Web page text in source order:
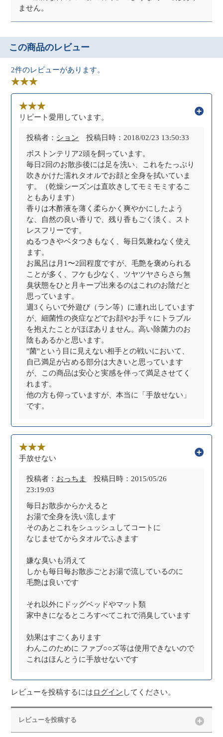
ません。
この商品のレビュー
2件のレビューがあります。
リピート愛用しています。
投稿者： ション 投稿日時：2018/02/23 13:50:33
ボストンテリア2頭を飼っています。
毎日2回のお散歩後には足を洗い、これをたっぷり
吹きかけた濡れタオルでお顔と全身を拭いていま
す。（乾燥シーズンは直吹きしてモミモミするこ
ともあります）
香りは木酢液を薄く柔らかく爽やかにしたよう
な、自然の良い香りで、残り香もごく淡く、スト
レスフリーです。
ぬるつきやベタつきもなく、毎日気兼ねなく使え
ます。
お風呂は月1〜2回程度ですが、毛艶を褒められる
ことが多く、フケも少なく、ツヤツヤさらさら無
臭状態をひと月キープ出来るのはこれのお陰だと
思っています。
週3くらいで外遊び（ラン等）に連れ出しています
が、細菌性の炎症などでお顔やお手々にトラブル
を抱えたことがほぼありません。高い除菌力のお
陰もあるかと思います。
"菌"という目に見えない相手との戦いにおいて、
自己満足が占める部分は大きいと思っています
が、この商品は安心と実感を伴って満足させてく
れます。
他の方も仰っていますが、本当に「手放せない」
です。
手放せない
投稿者： おっちま
投稿日時：2015/05/26
23:19:03
毎日お散歩からかえると
お湯で全身を洗い流します
そのあとこれをシュッシュしてコートに
なじませてからタオルでふきます
嫌な臭いも消えて
しかも毎日毎お散歩ごとお湯で流しているのに
毛艶は良いです
それ以外にドッグベッドやマット類
家中きになるところすべてこれで消臭しています
効果はすごくあります
わんこのために ファブ○○ズ等は使用できないので
これはほんとうに手放せないです
レビューを投稿するにはログイン してください。
レビューを投稿する